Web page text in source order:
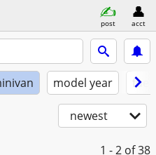
post acct
model year fuel
newest
1 - 2 of 38